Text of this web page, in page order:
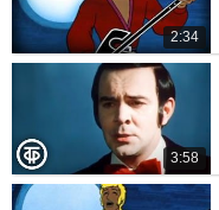
2:34
3:58